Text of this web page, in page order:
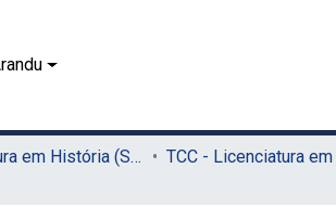
Licenciatura em História (Sede)